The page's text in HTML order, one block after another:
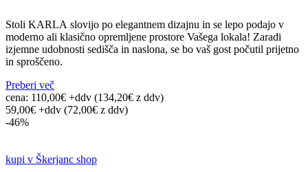
Stoli KARLA slovijo po elegantnem dizajnu in se lepo podajo v
moderno ali klasično opremljene prostore Vašega lokala! Zaradi
izjemne udobnosti sedišča in naslona, se bo vaš gost počutil prijetno
in sproščeno.
Preberi več
cena: 110,00€ +ddv (134,20€ z ddv)
59,00€ +ddv (72,00€ z ddv)
-46%
kupi v Škerjanc shop